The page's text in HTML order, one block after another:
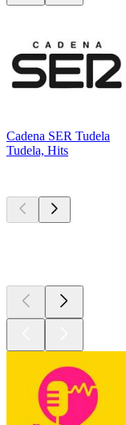
Cadena SER Tudela
Tudela, Hits